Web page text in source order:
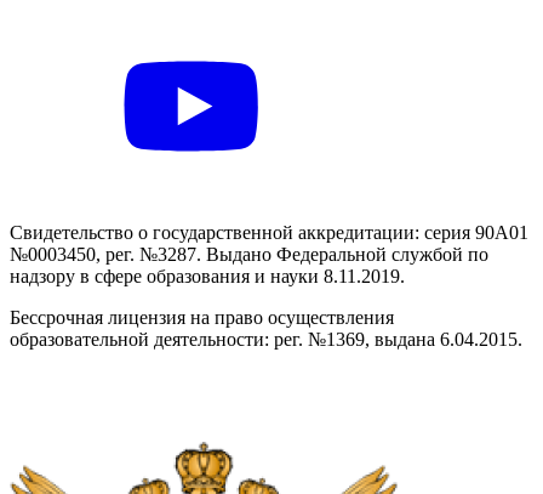
Свидетельство о государственной аккредитации: серия 90А01
№0003450, рег. №3287. Выдано Федеральной службой по
надзору в сфере образования и науки 8.11.2019.
Бессрочная лицензия на право осуществления
образовательной деятельности: рег. №1369, выдана 6.04.2015.